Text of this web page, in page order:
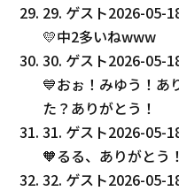
29. ゲスト2026-05-
💛中2多いねwww
30. ゲスト2026-05-
💙おぉ！みゆう！あ
た？ありがとう！
31. ゲスト2026-05-
🧡るる、ありがとう
32. ゲスト2026-05-